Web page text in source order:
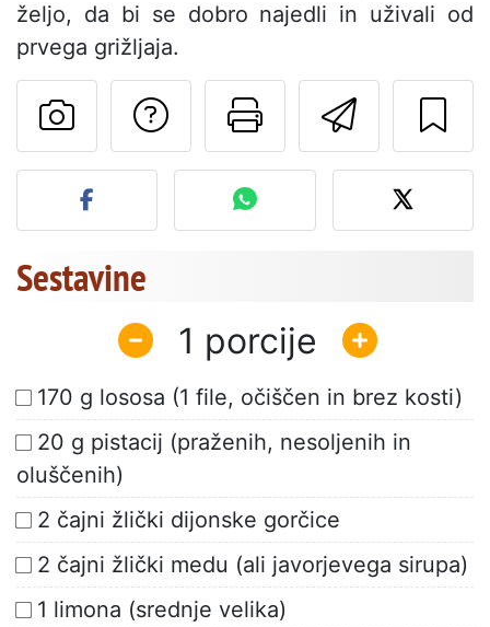
željo, da bi se dobro najedli in uživali od
prvega grižljaja.
Pošlji
Natisni to
Postavite
Objavite svojo fotografijo
Sestavine
1
170 g lososa (1 file, očiščen in brez kosti)
20 g pistacij (praženih, nesoljenih in
oluščenih)
2 čajni žlički dijonske gorčice
2 čajni žlički medu (ali javorjevega sirupa)
1 limona (srednje velika)